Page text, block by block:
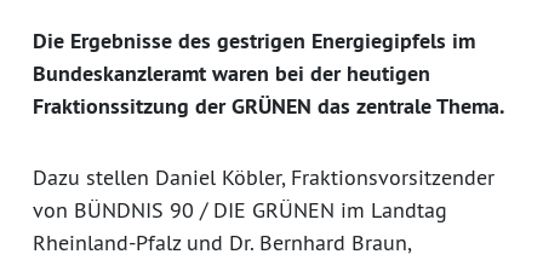
Die Ergebnisse des gestrigen Energiegipfels im
Bundeskanzleramt waren bei der heutigen
Fraktionssitzung der GRÜNEN das zentrale Thema.
Dazu stellen Daniel Köbler, Fraktionsvorsitzender
von BÜNDNIS 90 / DIE GRÜNEN im Landtag
Rheinland-Pfalz und Dr. Bernhard Braun,